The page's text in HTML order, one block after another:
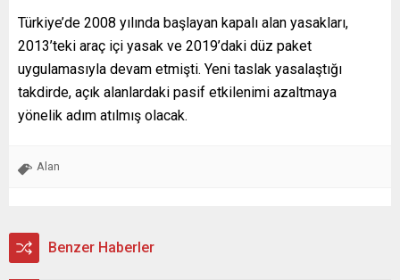
Türkiye’de 2008 yılında başlayan kapalı alan yasakları,
2013’teki araç içi yasak ve 2019’daki düz paket
uygulamasıyla devam etmişti. Yeni taslak yasalaştığı
takdirde, açık alanlardaki pasif etkilenimi azaltmaya
yönelik adım atılmış olacak.
Alan
Benzer Haberler